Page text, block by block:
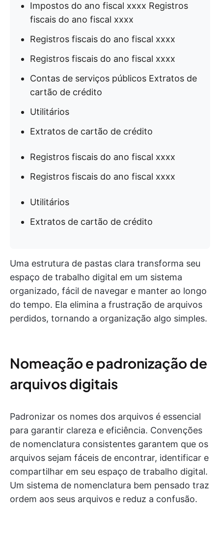
Impostos do ano fiscal xxxx Registros
fiscais do ano fiscal xxxx
Registros fiscais do ano fiscal xxxx
Registros fiscais do ano fiscal xxxx
Contas de serviços públicos Extratos de
cartão de crédito
Utilitários
Extratos de cartão de crédito
Registros fiscais do ano fiscal xxxx
Registros fiscais do ano fiscal xxxx
Utilitários
Extratos de cartão de crédito
Uma estrutura de pastas clara transforma seu
espaço de trabalho digital em um sistema
organizado, fácil de navegar e manter ao longo
do tempo. Ela elimina a frustração de arquivos
perdidos, tornando a organização algo simples.
Nomeação e padronização de
arquivos digitais
Padronizar os nomes dos arquivos é essencial
para garantir clareza e eficiência. Convenções
de nomenclatura consistentes garantem que os
arquivos sejam fáceis de encontrar, identificar e
compartilhar em seu espaço de trabalho digital.
Um sistema de nomenclatura bem pensado traz
ordem aos seus arquivos e reduz a confusão.